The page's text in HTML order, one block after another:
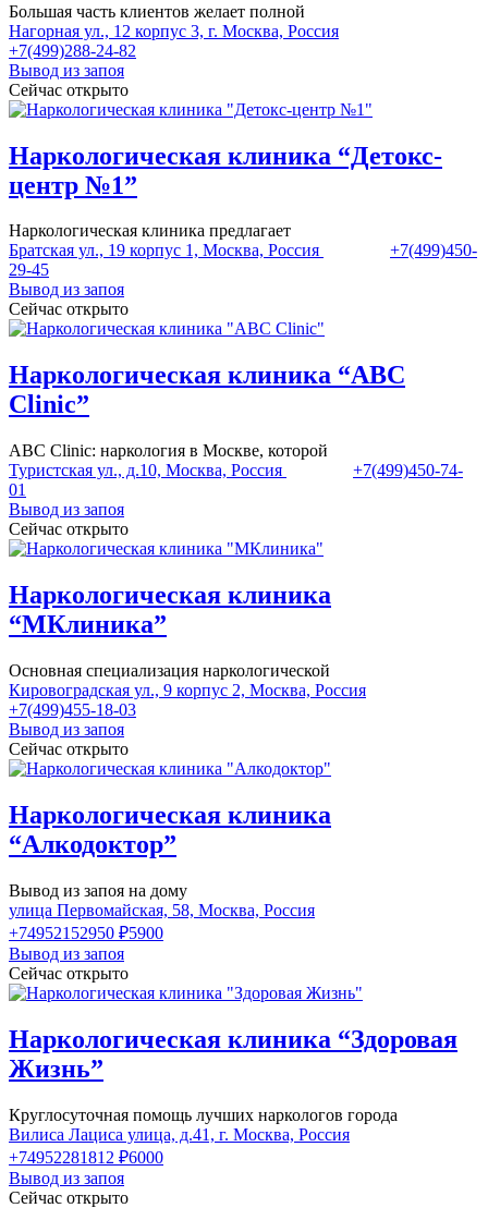
Большая часть клиентов желает полной
Нагорная ул., 12 корпус 3, г. Москва, Россия
+7(499)288-24-82
Вывод из запоя
Сейчас открыто
Наркологическая клиника “Детокс-
центр №1”
Наркологическая клиника предлагает
Братская ул., 19 корпус 1, Москва, Россия
+7(499)450-
29-45
Вывод из запоя
Сейчас открыто
Наркологическая клиника “ABC
Clinic”
ABC Clinic: наркология в Москве, которой
Туристская ул., д.10, Москва, Россия
+7(499)450-74-
01
Вывод из запоя
Сейчас открыто
Наркологическая клиника
“МКлиника”
Основная специализация наркологической
Кировоградская ул., 9 корпус 2, Москва, Россия
+7(499)455-18-03
Вывод из запоя
Сейчас открыто
Наркологическая клиника
“Алкодоктор”
Вывод из запоя на дому
улица Первомайская, 58, Москва, Россия
+74952152950 ₽5900
Вывод из запоя
Сейчас открыто
Наркологическая клиника “Здоровая
Жизнь”
Круглосуточная помощь лучших наркологов города
Вилиса Лациса улица, д.41, г. Москва, Россия
+74952281812 ₽6000
Вывод из запоя
Сейчас открыто